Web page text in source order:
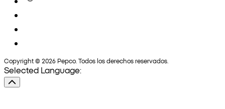
Copyright © 2026 Pepco. Todos los derechos reservados.
Selected Language: